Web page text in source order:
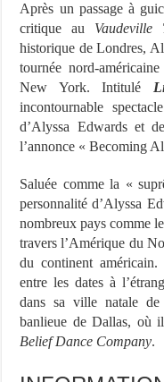
Après un passage à
critique au Vaudeville
historique de Londres,
tournée nord-
New York. Intitulé
incontournable
d’Alyssa Edwards et
l’annonce « Becoming
Saluée comme la «
personnalité d’Alyssa
nombreux pays comme
travers l’Amérique du
du continent américain.
entre les dates à
dans sa ville natale
banlieue de Dallas, où
Belief Dance Company.